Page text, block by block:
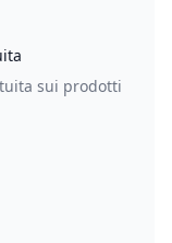
sui prodotti